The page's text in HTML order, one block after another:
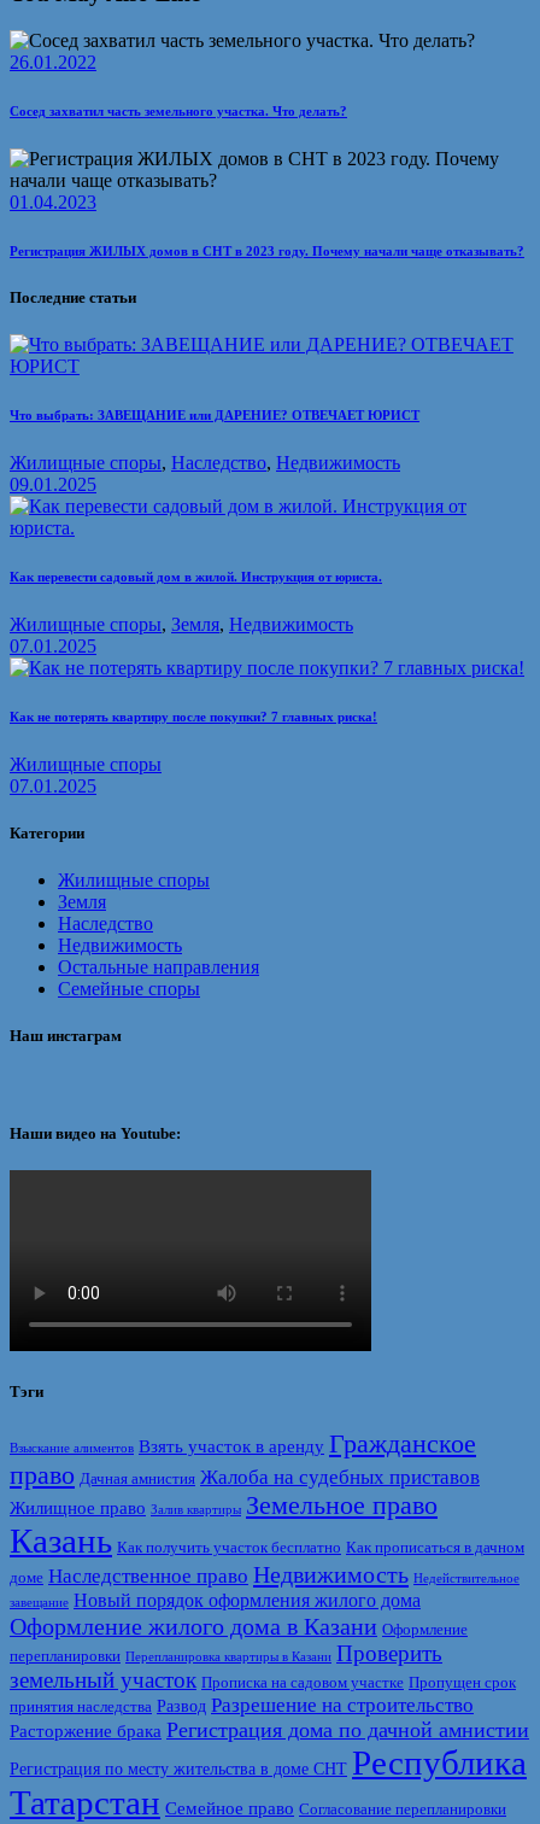
26.01.2022
Сосед захватил часть земельного участка. Что делать?
01.04.2023
Регистрация ЖИЛЫХ домов в СНТ в 2023 году. Почему начали чаще отказывать?
Последние статьи
Что выбрать: ЗАВЕЩАНИЕ или ДАРЕНИЕ? ОТВЕЧАЕТ ЮРИСТ
Жилищные споры, Наследство, Недвижимость
09.01.2025
Как перевести садовый дом в жилой. Инструкция от юриста.
Жилищные споры, Земля, Недвижимость
07.01.2025
Как не потерять квартиру после покупки? 7 главных риска!
Жилищные споры
07.01.2025
Категории
Жилищные споры
Земля
Наследство
Недвижимость
Остальные направления
Семейные споры
Наш инстаграм
Наши видео на Youtube:
Тэги
Взыскание алиментов Взять участок в аренду Гражданское
право Дачная амнистия Жалоба на судебных приставов
Жилищное право Залив квартиры Земельное право
Казань Как получить участок бесплатно Как прописаться в дачном
доме Наследственное право Недвижимость Недействительное
завещание Новый порядок оформления жилого дома
Оформление жилого дома в Казани Оформление
перепланировки Перепланировка квартиры в Казани Проверить
земельный участок Прописка на садовом участке Пропущен срок
принятия наследства Развод Разрешение на строительство
Расторжение брака Регистрация дома по дачной амнистии
Регистрация по месту жительства в доме СНТ Республика
Татарстан Семейное право Согласование перепланировки